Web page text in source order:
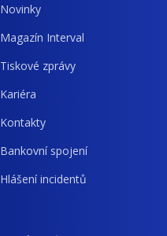
Novinky
Magazín Interval
Tiskové zprávy
Kariéra
Kontakty
Bankovní spojení
Hlášení incidentů